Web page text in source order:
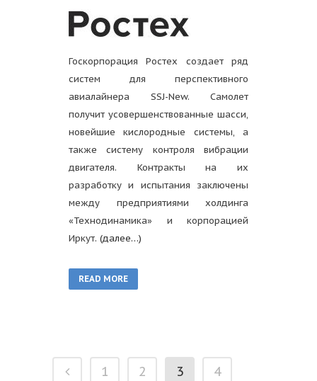
Госкорпорация Ростех создает ряд
систем для перспективного
авиалайнера SSJ-New. Самолет
получит усовершенствованные шасси,
новейшие кислородные системы, а
также систему контроля вибрации
двигателя. Контракты на их
разработку и испытания заключены
между предприятиями холдинга
«Технодинамика» и корпорацией
Иркут. (далее…)
READ MORE
1 2 3 4